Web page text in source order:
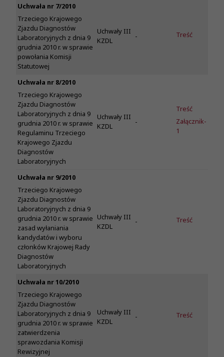
Uchwała nr 7/2010
Trzeciego Krajowego
Zjazdu Diagnostów
Laboratoryjnych z dnia 9
grudnia 2010 r. w sprawie
powołania Komisji
Statutowej
Uchwały III
KZDL
- Treść
Uchwała nr 8/2010
Trzeciego Krajowego
Zjazdu Diagnostów
Laboratoryjnych z dnia 9
grudnia 2010 r. w sprawie
Regulaminu Trzeciego
Krajowego Zjazdu
Diagnostów
Laboratoryjnych
Uchwały III
KZDL
-
Treść
Załącznik-
1
Uchwała nr 9/2010
Trzeciego Krajowego
Zjazdu Diagnostów
Laboratoryjnych z dnia 9
grudnia 2010 r. w sprawie
zasad wyłaniania
kandydatów i wyboru
członków Krajowej Rady
Diagnostów
Laboratoryjnych
Uchwały III
KZDL
- Treść
Uchwała nr 10/2010
Trzeciego Krajowego
Zjazdu Diagnostów
Laboratoryjnych z dnia 9
grudnia 2010 r. w sprawie
zatwierdzenia
sprawozdania Komisji
Rewizyjnej
Uchwały III
KZDL
- Treść